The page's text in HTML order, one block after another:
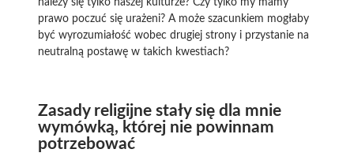
należy się tylko naszej kulturze? Czy tylko my mamy
prawo poczuć się urażeni? A może szacunkiem mogłaby
być wyrozumiałość wobec drugiej strony i przystanie na
neutralną postawę w takich kwestiach?
Zasady religijne stały się dla mnie
wymówką, której nie powinnam
potrzebować